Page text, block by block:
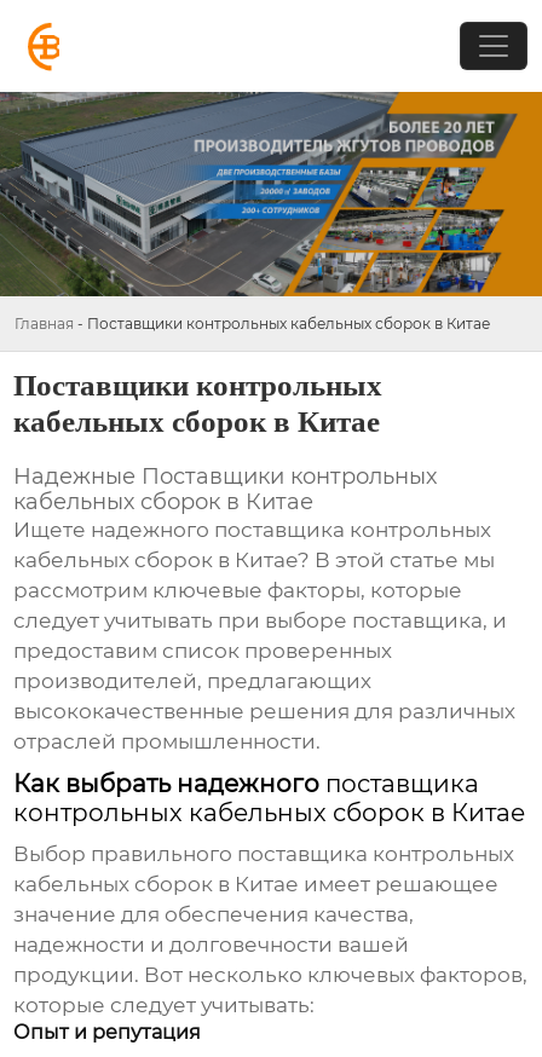
Главная - Поставщики контрольных кабельных сборок в Китае
Поставщики контрольных
кабельных сборок в Китае
Надежные Поставщики контрольных
кабельных сборок в Китае
Ищете надежного поставщика контрольных
кабельных сборок в Китае? В этой статье мы
рассмотрим ключевые факторы, которые
следует учитывать при выборе поставщика, и
предоставим список проверенных
производителей, предлагающих
высококачественные решения для различных
отраслей промышленности.
Как выбрать надежного поставщика
контрольных кабельных сборок в Китае
Выбор правильного поставщика контрольных
кабельных сборок в Китае имеет решающее
значение для обеспечения качества,
надежности и долговечности вашей
продукции. Вот несколько ключевых факторов,
которые следует учитывать:
Опыт и репутация